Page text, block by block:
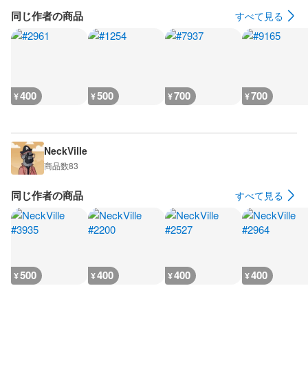
同じ作者の商品 すべて見る
¥400 ¥500 ¥700 ¥700
NeckVille
商品数83
同じ作者の商品 すべて見る
¥500 ¥400 ¥400 ¥400